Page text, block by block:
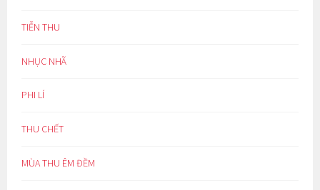
TIỄN THU
NHỤC NHÃ
PHI LÍ
THU CHẾT
MÙA THU ÊM ĐỀM